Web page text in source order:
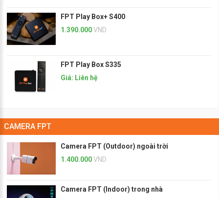
FPT Play Box+ S400
1.390.000VND
FPT Play Box S335
Giá: Liên hệ
CAMERA FPT
Camera FPT (Outdoor) ngoài trời
1.400.000VND
Camera FPT (Indoor) trong nhà